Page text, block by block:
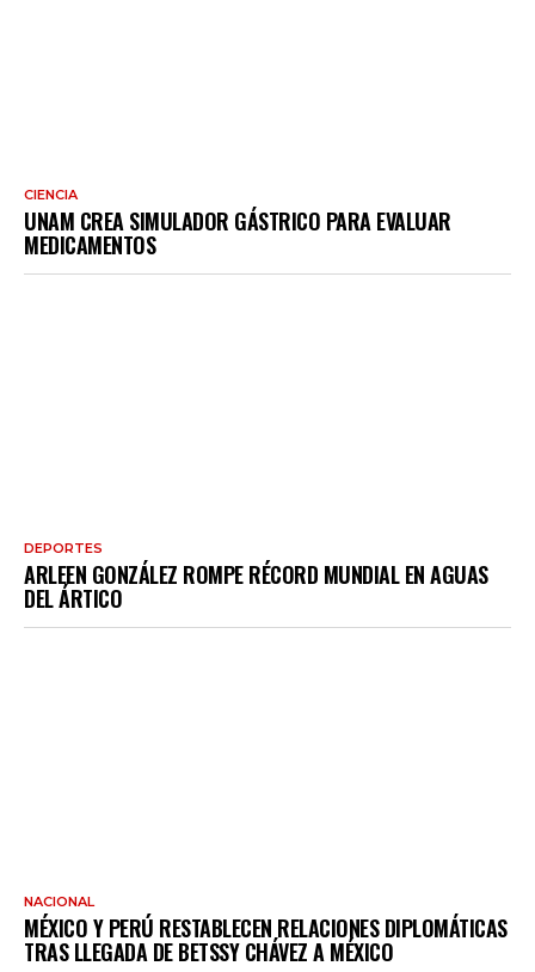
CIENCIA
UNAM CREA SIMULADOR GÁSTRICO PARA EVALUAR
MEDICAMENTOS
DEPORTES
ARLEEN GONZÁLEZ ROMPE RÉCORD MUNDIAL EN AGUAS
DEL ÁRTICO
NACIONAL
MÉXICO Y PERÚ RESTABLECEN RELACIONES DIPLOMÁTICAS
TRAS LLEGADA DE BETSSY CHÁVEZ A MÉXICO